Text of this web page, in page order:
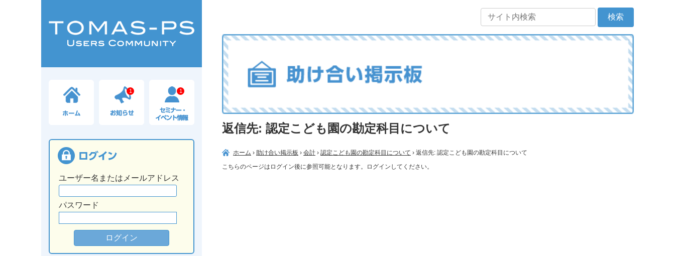
1 1
ユーザー名またはメールアドレス
パスワード
返信先: 認定こども園の勘定科目について
ホーム › 助け合い掲示板 › 会計 › 認定こども園の勘定科目について › 返信先: 認定こども園の勘定科目について
こちらのページはログイン後に参照可能となります。ログインしてください。